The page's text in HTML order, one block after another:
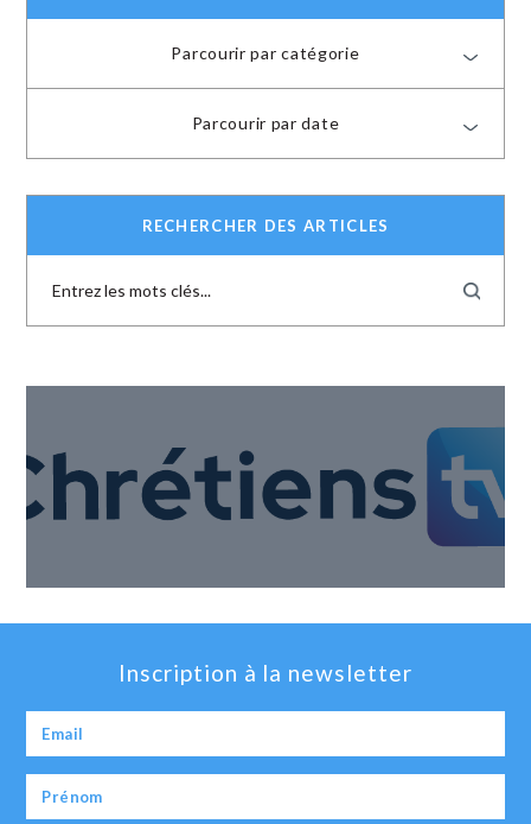
Parcourir par catégorie
Parcourir par date
RECHERCHER DES ARTICLES
Inscription à la newsletter